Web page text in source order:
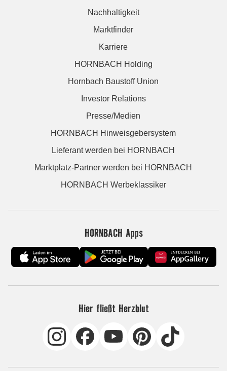
Nachhaltigkeit
Marktfinder
Karriere
HORNBACH Holding
Hornbach Baustoff Union
Investor Relations
Presse/Medien
HORNBACH Hinweisgebersystem
Lieferant werden bei HORNBACH
Marktplatz-Partner werden bei HORNBACH
HORNBACH Werbeklassiker
HORNBACH Apps
Hier fließt Herzblut